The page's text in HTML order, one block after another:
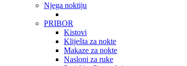
Njega noktiju
PRIBOR
Kistovi
Kliješta za nokte
Makaze za nokte
Nasloni za ruke